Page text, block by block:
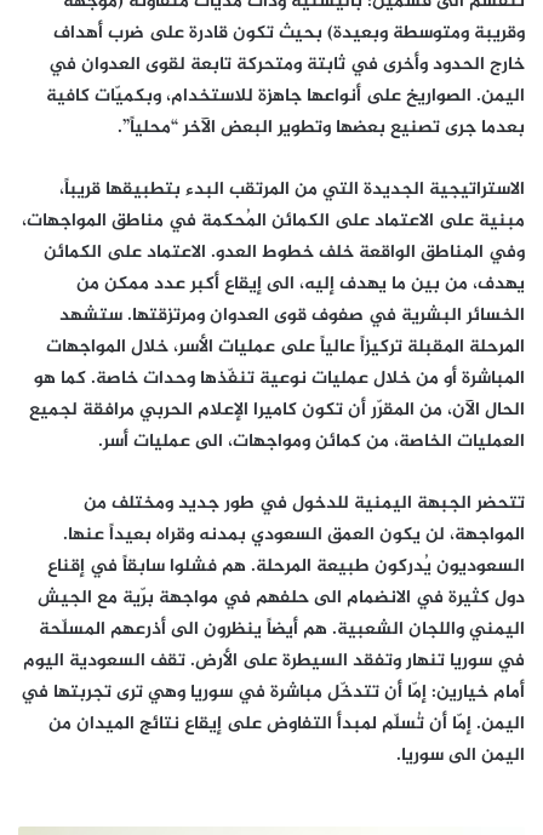
وقريبة ومتوسطة وبعيدة) بحيث تكون قادرة على ضرب أهداف
خارج الحدود وأخرى في ثابتة ومتحركة تابعة لقوى العدوان في
اليمن. الصواريخ على أنواعها جاهزة للاستخدام، وبكميّات كافية
بعدما جرى تصنيع بعضها وتطوير البعض الآخر “محلياً”.
الاستراتيجية الجديدة التي من المرتقب البدء بتطبيقها قريباً،
مبنية على الاعتماد على الكمائن المُحكمة في مناطق المواجهات،
وفي المناطق الواقعة خلف خطوط العدو. الاعتماد على الكمائن
يهدف، من بين ما يهدف إليه، الى إيقاع أكبر عدد ممكن من
الخسائر البشرية في صفوف قوى العدوان ومرتزقتها. ستشهد
المرحلة المقبلة تركيزاً عالياً على عمليات الأسر، خلال المواجهات
المباشرة أو من خلال عمليات نوعية تنفّذها وحدات خاصة. كما هو
الحال الآن، من المقرّر أن تكون كاميرا الإعلام الحربي مرافقة لجميع
العمليات الخاصة، من كمائن ومواجهات، الى عمليات أسر.
تتحضر الجبهة اليمنية للدخول في طور جديد ومختلف من
المواجهة، لن يكون العمق السعودي بمدنه وقراه بعيداً عنها.
السعوديون يُدركون طبيعة المرحلة. هم فشلوا سابقاً في إقناع
دول كثيرة في الانضمام الى حلفهم في مواجهة برّية مع الجيش
اليمني واللجان الشعبية. هم أيضاً ينظرون الى أذرعهم المسلّحة
في سوريا تنهار وتفقد السيطرة على الأرض. تقف السعودية اليوم
أمام خيارين: إمّا أن تتدخّل مباشرة في سوريا وهي ترى تجربتها في
اليمن. إمّا أن تُسلّم لمبدأ التفاوض على إيقاع نتائج الميدان من
اليمن الى سوريا.